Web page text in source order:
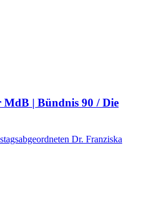
| Bündnis 90 / Die
Dr. Franziska